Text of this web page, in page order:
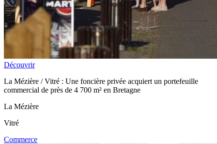
Découvrir
La Mézière / Vitré : Une foncière privée acquiert un portefeuille
commercial de près de 4 700 m² en Bretagne
La Mézière
Vitré
Commerce